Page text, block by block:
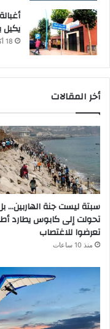
يكيل
18 أكتوبر 2023
أخر المقالات
سبتة ليست جنة الهاربين…
تحولت إلى كابوس يطارد
تعرضوا للاغتصاب
منذ 10 ساعات